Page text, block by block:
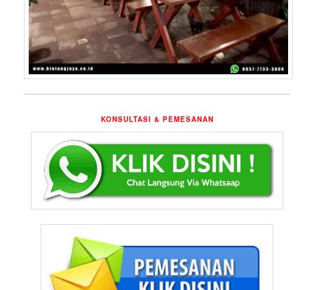
KONSULTASI & PEMESANAN